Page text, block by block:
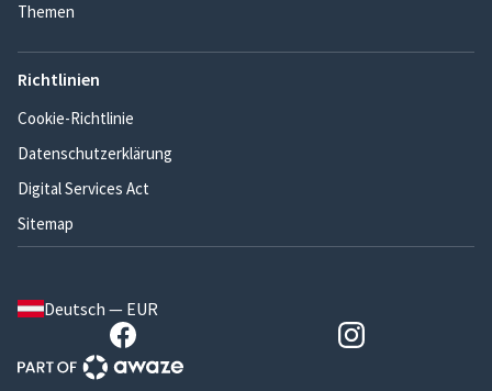
Themen
Richtlinien
Cookie-Richtlinie
Datenschutzerklärung
Digital Services Act
Sitemap
Deutsch — EUR